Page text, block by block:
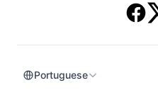
Portuguese